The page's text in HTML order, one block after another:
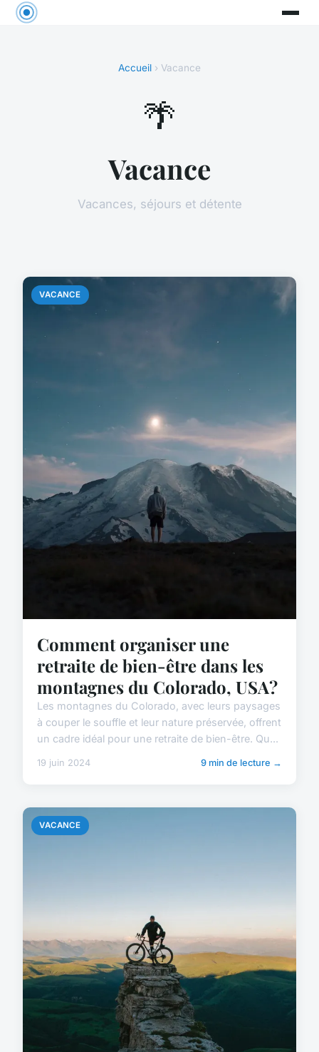
Accueil › Vacance
🌴
Vacance
Vacances, séjours et détente
VACANCE
Comment organiser une
retraite de bien-être dans les
montagnes du Colorado, USA?
Les montagnes du Colorado, avec leurs paysages
à couper le souffle et leur nature préservée, offrent
un cadre idéal pour une retraite de bien-être. Qu...
19 juin 2024 9 min de lecture →
VACANCE